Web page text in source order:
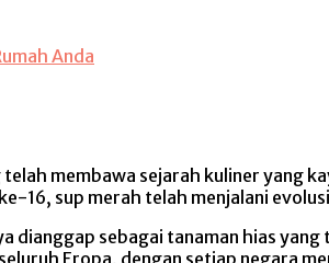
Anda
membawa sejarah kuliner yang
16, sup merah telah menjalani
dianggap sebagai tanaman hias
Eropa, dengan setiap negara